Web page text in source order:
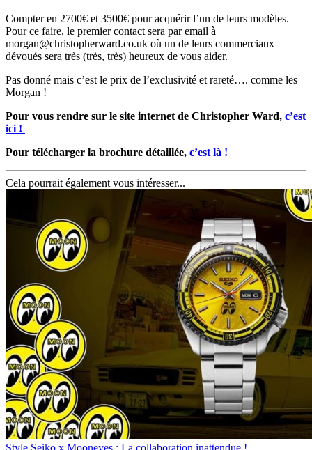
Compter en 2700€ et 3500€ pour acquérir l’un de leurs modèles.
Pour ce faire, le premier contact sera par email à
morgan@christopherward.co.uk où un de leurs commerciaux
dévoués sera très (très, très) heureux de vous aider.
Pas donné mais c’est le prix de l’exclusivité et rareté…. comme les
Morgan !
Pour vous rendre sur le site internet de Christopher Ward, c’est
ici !
Pour télécharger la brochure détaillée, c’est là !
Cela pourrait également vous intéresser...
Style Seiko x Mooneyes : La collaboration inattendue !